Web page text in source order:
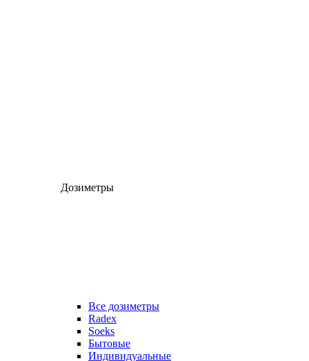
Дозиметры
Все дозиметры
Radex
Soeks
Бытовые
Индивидуальные